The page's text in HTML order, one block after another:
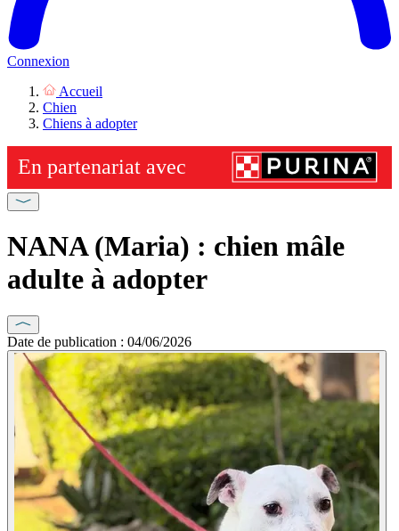
Connexion
Accueil
Chien
Chiens à adopter
NANA (Maria) : chien mâle
adulte à adopter
Date de publication : 04/06/2026